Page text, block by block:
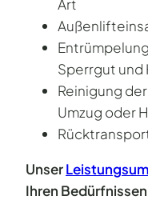
Art
Sperrgut und
Reinigung
Umzug oder
Unser
Ihren